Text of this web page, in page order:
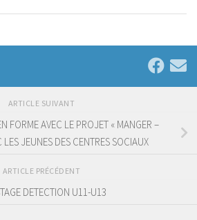
ARTICLE SUIVANT
FORME AVEC LE PROJET « MANGER –
LES JEUNES DES CENTRES SOCIAUX
ARTICLE PRÉCÉDENT
DETECTION U11-U13